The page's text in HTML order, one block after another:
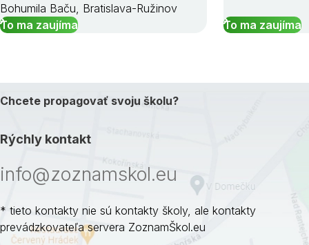
Bohumila Baču, Bratislava-Ružinov
To ma zaujíma
To ma zaujíma
Chcete propagovať svoju školu?
Rýchly kontakt
info@zoznamskol.eu
* tieto kontakty nie sú kontakty školy, ale kontakty
prevádzkovateľa servera ZoznamŠkol.eu